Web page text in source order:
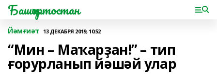
Башҡортостан
Йәмғиәт 13 ДЕКАБРЯ 2019, 10:52
“Мин – Маҡарҙан!” – тип
ғорурланып йәшәй улар